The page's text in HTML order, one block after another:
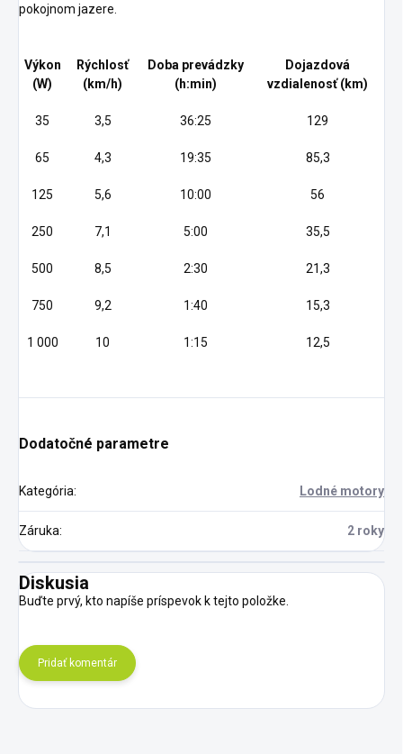
pokojnom jazere.
Výkon
(W)
Rýchlosť
(km/h)
Doba prevádzky
(h:min)
Dojazdová
vzdialenosť (km)
35 3,5 36:25 129
65 4,3 19:35 85,3
125 5,6 10:00 56
250 7,1 5:00 35,5
500 8,5 2:30 21,3
750 9,2 1:40 15,3
1 000 10 1:15 12,5
Dodatočné parametre
Kategória: Lodné motory
Záruka: 2 roky
Diskusia
Buďte prvý, kto napíše príspevok k tejto položke.
Pridať komentár